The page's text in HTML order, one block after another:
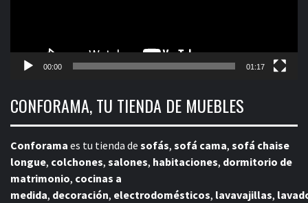
00:00 01:17
CONFORAMA, TU TIENDA DE MUEBLES
Conforama es tu tienda de sofás, sofá cama, sofá chaise
longue, colchones, salones, habitaciones, dormitorio de
matrimonio, cocinas a
medida, decoración, electrodomésticos, lavavajillas,